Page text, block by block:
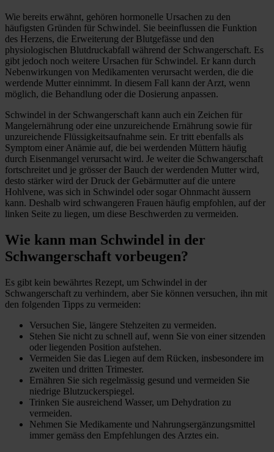
Wie bereits erwähnt, gehören hormonelle Ursachen zu den
häufigsten Gründen für Schwindel. Sie beeinflussen die Funktion
des Herzens, die Erweiterung der Blutgefässe und den
physiologischen Blutdruckabfall während der Schwangerschaft. Es
gibt jedoch noch weitere Ursachen für Schwindel. Er kann durch
Nebenwirkungen von Medikamenten verursacht werden, die die
werdende Mutter einnimmt. In diesem Fall kann der Arzt, wenn
möglich, die Behandlung oder die Dosierung anpassen.
Schwindel in der Schwangerschaft kann auch ein Zeichen für
Mangelernährung oder eine unzureichende Ernährung sowie für
unzureichende Flüssigkeitsaufnahme sein. Er tritt ebenfalls als
Symptom einer Anämie auf, die bei werdenden Müttern häufig
durch Eisenmangel verursacht wird. Je weiter die Schwangerschaft
fortschreitet und je grösser der Bauch der werdenden Mutter wird,
desto stärker wird der Druck der Gebärmutter auf die untere
Hohlvene, was sich in Schwindel oder sogar Ohnmacht äussern
kann. Deshalb wird schwangeren Frauen häufig empfohlen, auf der
linken Seite zu liegen, um diese Beschwerden zu vermeiden.
Wie kann man Schwindel in der
Schwangerschaft vorbeugen?
Es gibt kein bewährtes Rezept, um Schwindel in der
Schwangerschaft zu verhindern, aber Sie können versuchen, ihn mit
den folgenden Tipps zu vermeiden:
Versuchen Sie, längere Stehzeiten zu vermeiden.
Stehen Sie nicht zu schnell auf, wenn Sie von einer sitzenden
oder liegenden Position aufstehen.
Vermeiden Sie das Liegen auf dem Rücken, insbesondere im
zweiten und dritten Trimester.
Ernähren Sie sich regelmässig gesund und vermeiden Sie
niedrige Blutzuckerspiegel.
Trinken Sie ausreichend Wasser, um Dehydration zu
vermeiden.
Nehmen Sie Medikamente und Nahrungsergänzungsmittel
immer gemäss den Empfehlungen des Arztes ein.